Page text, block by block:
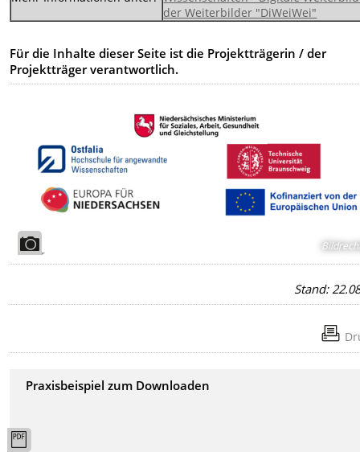
der Weiterbilder "DiWeiWei"
Für die Inhalte dieser Seite ist die Projektträgerin / der
Projektträger verantwortlich.
Stand:
Praxisbeispiel zum Downloaden